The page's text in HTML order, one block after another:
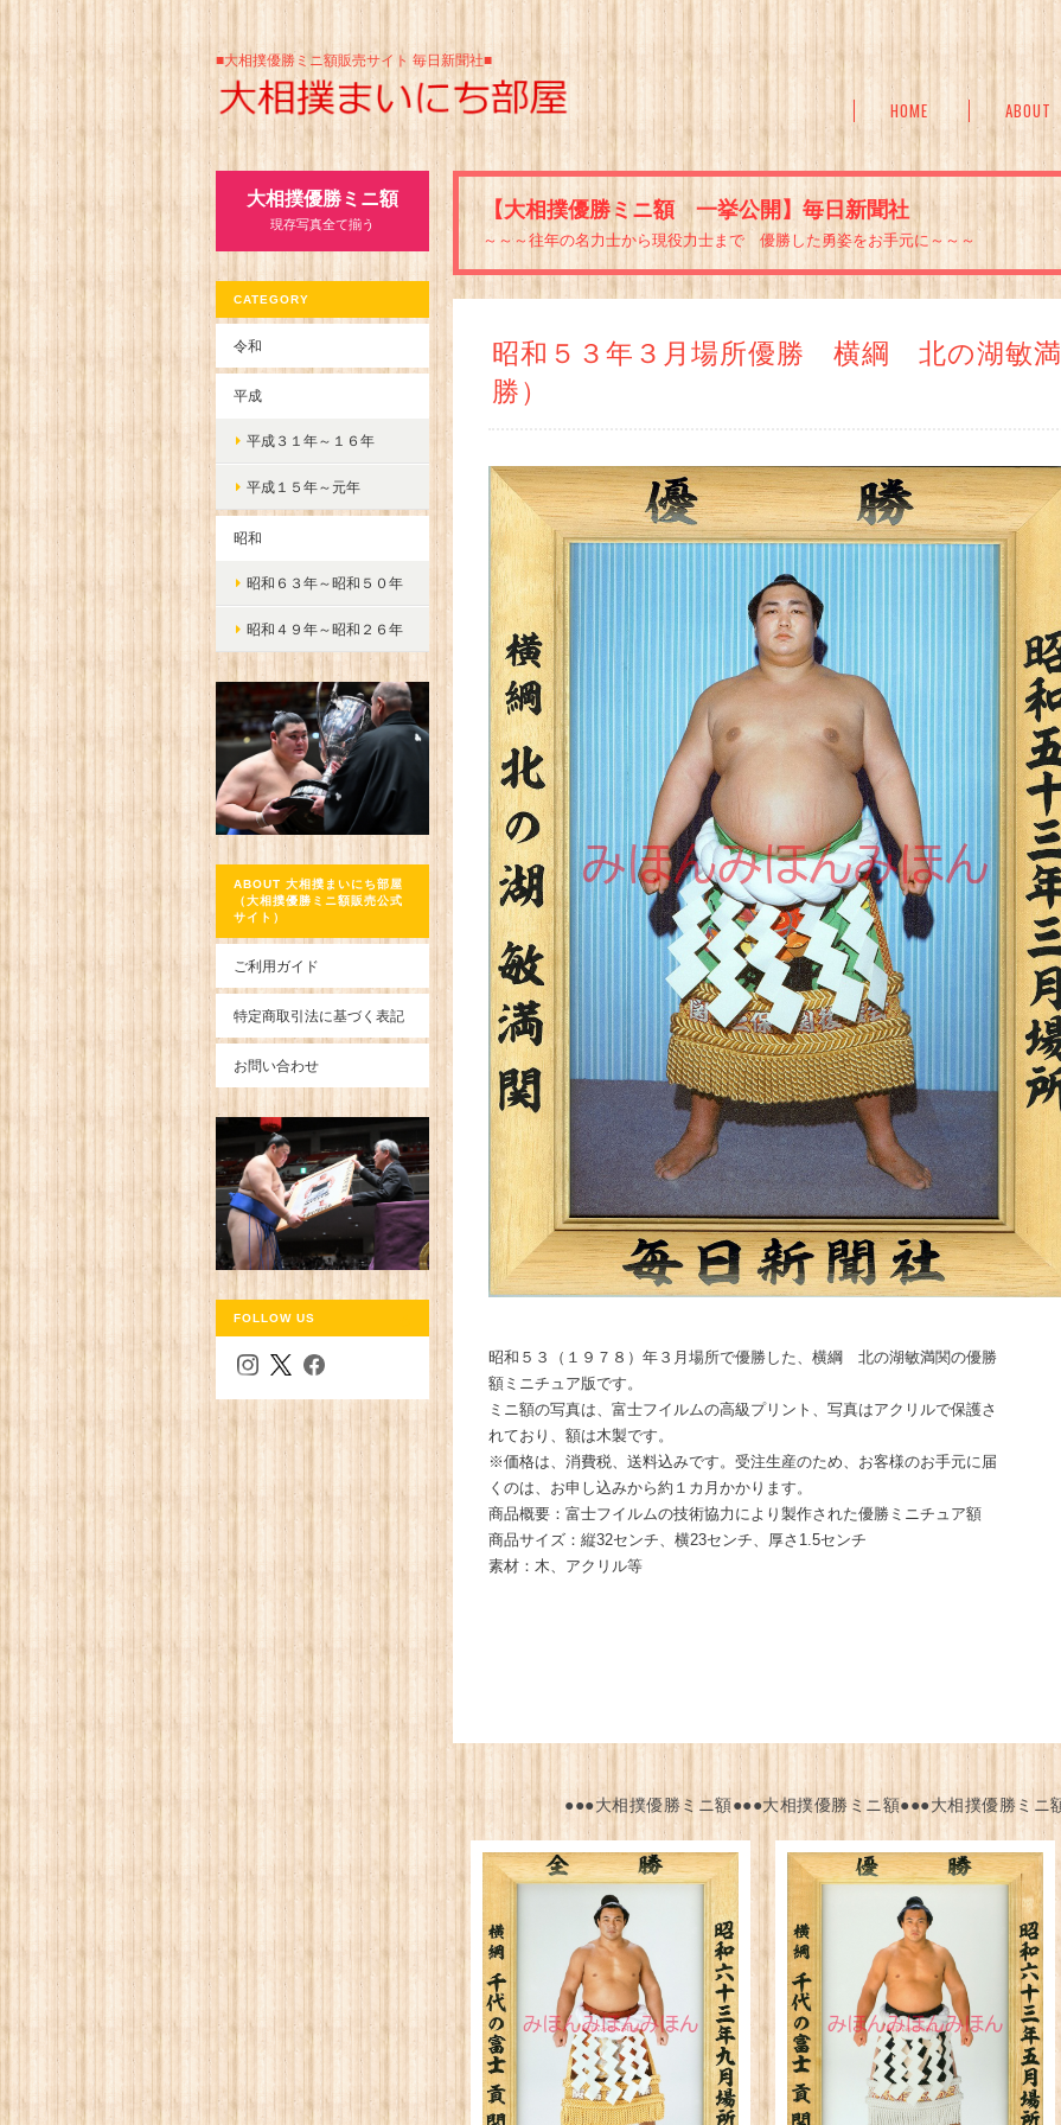
■大相撲優勝ミニ額販売サイト 毎日新聞社■
HOME ABOUT
【大相撲優勝ミニ額 一挙公開】毎日新聞社
～～～往年の名力士から現役力士まで 優勝した勇姿をお手元に～～～
昭和５３年３月場所優勝 横綱 北の湖敏満
勝）
昭和５３（１９７８）年３月場所で優勝した、横綱 北の湖敏満関の優勝
額ミニチュア版です。
ミニ額の写真は、富士フイルムの高級プリント、写真はアクリルで保護さ
れており、額は木製です。
※価格は、消費税、送料込みです。受注生産のため、お客様のお手元に届
くのは、お申し込みから約１カ月かかります。
商品概要：富士フイルムの技術協力により製作された優勝ミニチュア額
商品サイズ：縦32センチ、横23センチ、厚さ1.5センチ
素材：木、アクリル等
●●●大相撲優勝ミニ額●●●大相撲優勝ミニ額●●●大相撲優勝ミニ
大相撲優勝ミニ額
現存写真全て揃う
CATEGORY
令和
平成
平成３１年～１６年
平成１５年～元年
昭和
昭和６３年～昭和５０年
昭和４９年～昭和２６年
ABOUT 大相撲まいにち部屋
（大相撲優勝ミニ額販売公式
サイト）
ご利用ガイド
特定商取引法に基づく表記
お問い合わせ
FOLLOW US